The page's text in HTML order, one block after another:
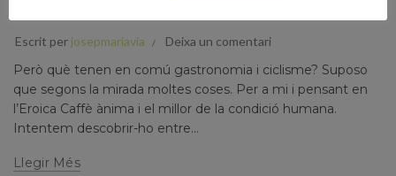
Escrit per josepmariavia Deixa un comentari
Però què tenen en comú gastronomia i ciclisme? Suposo
que segons la mirada moltes coses. Per a mi i pensant en
l’Eroica Caffè ànima i el millor de la condició humana.
Intentem descobrir-ho entre...
Llegir Més